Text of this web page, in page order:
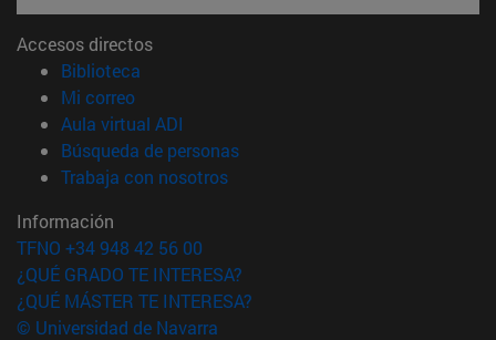
Accesos directos
Biblioteca
Mi correo(abre en nueva ventana)
Aula virtual ADI
Búsqueda de personas(abre en nueva ventana)
Trabaja con nosotros(abre en nueva ventana)
Información
TFNO +34 948 42 56 00
¿QUÉ GRADO TE INTERESA?
¿QUÉ MÁSTER TE INTERESA?
© Universidad de Navarra